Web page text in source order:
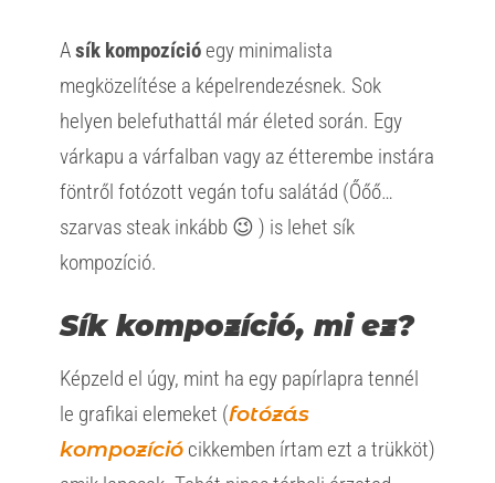
Asík kompozícióegy minimalista
megközelítése a képelrendezésnek. Sok
helyen belefuthattál már életed során. Egy
várkapu a várfalban vagy az étterembe instára
föntről fotózott vegán tofu salátád (Őőő…
szarvas steak inkább 😉 ) is lehet sík
kompozíció.
Sík kompozíció, mi ez?
Képzeld el úgy, mint ha egy papírlapra tennél
le grafikai elemeket (fotózás
kompozíciócikkemben írtam ezt a trükköt)